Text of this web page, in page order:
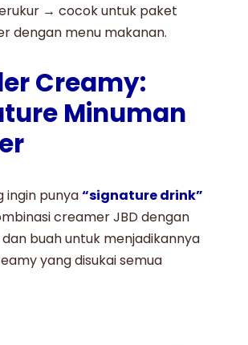
→ cocok untuk paket
dengan menu makanan.
Creamy:
Minuman
ingin punya“signature drink”
creamer JBDdengan
buah untuk menjadikannya
yang disukai semua